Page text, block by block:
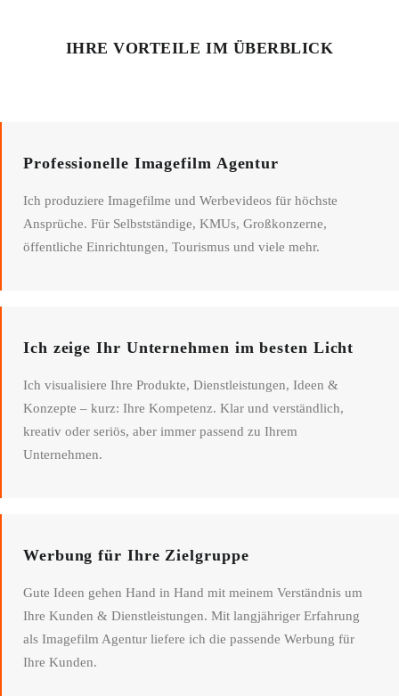
IHRE VORTEILE IM ÜBERBLICK
Professionelle Imagefilm Agentur
Ich produziere Imagefilme und Werbevideos für höchste
Ansprüche. Für Selbstständige, KMUs, Großkonzerne,
öffentliche Einrichtungen, Tourismus und viele mehr.
Ich zeige Ihr Unternehmen im besten Licht
Ich visualisiere Ihre Produkte, Dienstleistungen, Ideen &
Konzepte – kurz: Ihre Kompetenz. Klar und verständlich,
kreativ oder seriös, aber immer passend zu Ihrem
Unternehmen.
Werbung für Ihre Zielgruppe
Gute Ideen gehen Hand in Hand mit meinem Verständnis um
Ihre Kunden & Dienstleistungen. Mit langjähriger Erfahrung
als Imagefilm Agentur liefere ich die passende Werbung für
Ihre Kunden.